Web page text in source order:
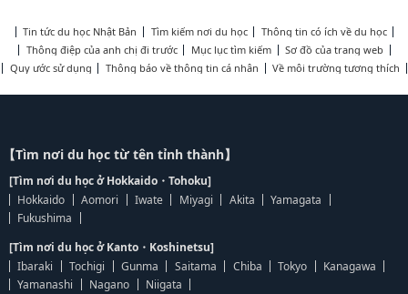
Tin tức du học Nhật Bản Tìm kiếm nơi du học
Thông tin có ích về du học
Thông điệp của anh chị đi trước
Mục lục tìm kiếm
Sơ đồ của trang web
Quy ước sử dụng
Thông báo về thông tin cá nhân Về môi trường tương thích
【Tìm nơi du học từ tên tỉnh thành】
[Tìm nơi du học ở Hokkaido・Tohoku]
Hokkaido
Aomori Iwate Miyagi Akita
Yamagata
Fukushima
[Tìm nơi du học ở Kanto・Koshinetsu]
Ibaraki
Tochigi Gunma Saitama Chiba Tokyo
Kanagawa
Yamanashi
Nagano
Niigata